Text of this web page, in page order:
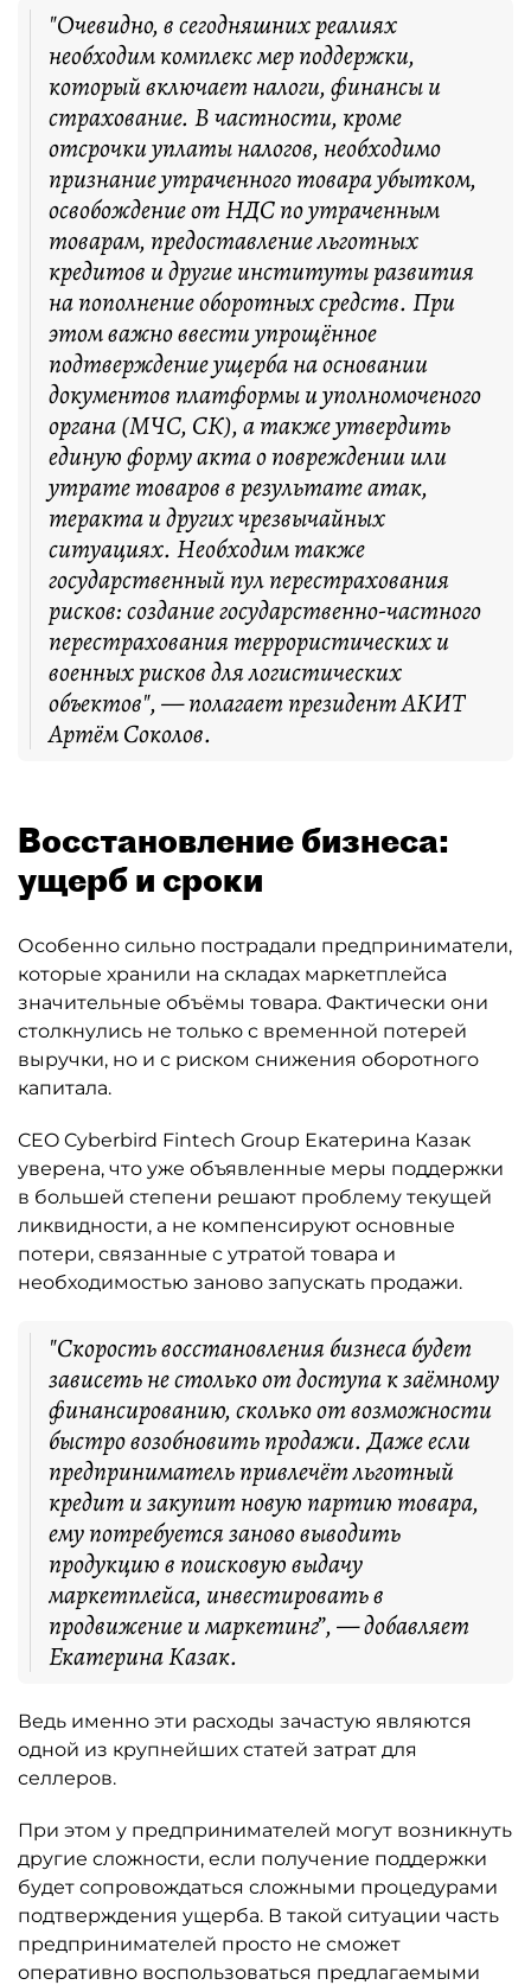
"Очевидно, в сегодняшних реалиях
необходим комплекс мер поддержки,
который включает налоги, финансы и
страхование. В частности, кроме
отсрочки уплаты налогов, необходимо
признание утраченного товара убытком,
освобождение от НДС по утраченным
товарам, предоставление льготных
кредитов и другие институты развития
на пополнение оборотных средств. При
этом важно ввести упрощённое
подтверждение ущерба на основании
документов платформы и уполномоченого
органа (МЧС, СК), а также утвердить
единую форму акта о повреждении или
утрате товаров в результате атак,
теракта и других чрезвычайных
ситуациях. Необходим также
государственный пул перестрахования
рисков: создание государственно-частного
перестрахования террористических и
военных рисков для логистических
объектов", — полагает президент АКИТ
Артём Соколов.
Восстановление бизнеса:
ущерб и сроки
Особенно сильно пострадали предприниматели,
которые хранили на складах маркетплейса
значительные объёмы товара. Фактически они
столкнулись не только с временной потерей
выручки, но и с риском снижения оборотного
капитала.
CEO Cyberbird Fintech Group Екатерина Казак
уверена, что уже объявленные меры поддержки
в большей степени решают проблему текущей
ликвидности, а не компенсируют основные
потери, связанные с утратой товара и
необходимостью заново запускать продажи.
"Скорость восстановления бизнеса будет
зависеть не столько от доступа к заёмному
финансированию, сколько от возможности
быстро возобновить продажи. Даже если
предприниматель привлечёт льготный
кредит и закупит новую партию товара,
ему потребуется заново выводить
продукцию в поисковую выдачу
маркетплейса, инвестировать в
продвижение и маркетинг”, — добавляет
Екатерина Казак.
Ведь именно эти расходы зачастую являются
одной из крупнейших статей затрат для
селлеров.
При этом у предпринимателей могут возникнуть
другие сложности, если получение поддержки
будет сопровождаться сложными процедурами
подтверждения ущерба. В такой ситуации часть
предпринимателей просто не сможет
оперативно воспользоваться предлагаемыми